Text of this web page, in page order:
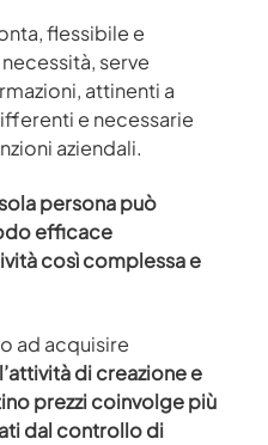
flessibile e
serve
attinenti a
e necessarie
aziendali.
persona può
efficace
così complessa e
ad acquisire
l’attività di creazione e
prezzi coinvolge più
dal controllo di